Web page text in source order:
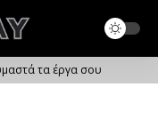
τα έργα σου